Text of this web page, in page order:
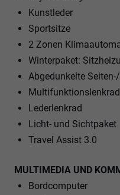
Kunstleder
Sportsitze
2 Zonen
Winterpaket:
Abgedunkelte
Multifunktionslenkrad
Lederlenkrad
Licht- und Sichtpaket
Travel Assist 3.0
MULTIMEDIA UND
Bordcomputer